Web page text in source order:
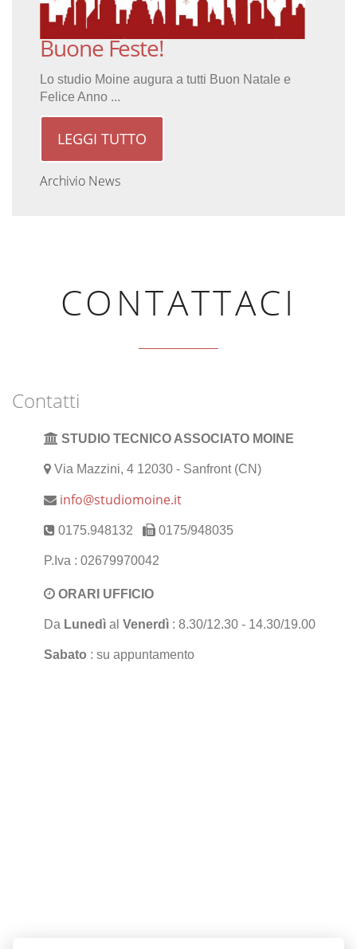
Buone Feste!
Lo studio Moine augura a tutti Buon Natale e
Felice Anno ...
LEGGI TUTTO
Archivio News
CONTATTACI
Contatti
STUDIO TECNICO ASSOCIATO MOINE
Via Mazzini, 4 12030 - Sanfront (CN)
info@studiomoine.it
0175.948132 0175/948035
P.Iva : 02679970042
ORARI UFFICIO
Da Lunedì al Venerdì : 8.30/12.30 - 14.30/19.00
Sabato : su appuntamento